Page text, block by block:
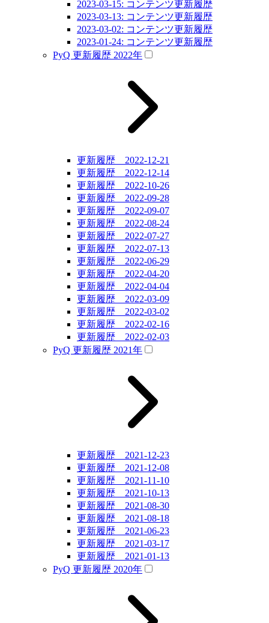
2023-03-15: コンテンツ更新履歴
2023-03-13: コンテンツ更新履歴
2023-03-02: コンテンツ更新履歴
2023-01-24: コンテンツ更新履歴
PyQ 更新履歴 2022年
更新履歴 2022-12-21
更新履歴 2022-12-14
更新履歴 2022-10-26
更新履歴 2022-09-28
更新履歴 2022-09-07
更新履歴 2022-08-24
更新履歴 2022-07-27
更新履歴 2022-07-13
更新履歴 2022-06-29
更新履歴 2022-04-20
更新履歴 2022-04-04
更新履歴 2022-03-09
更新履歴 2022-03-02
更新履歴 2022-02-16
更新履歴 2022-02-03
PyQ 更新履歴 2021年
更新履歴 2021-12-23
更新履歴 2021-12-08
更新履歴 2021-11-10
更新履歴 2021-10-13
更新履歴 2021-08-30
更新履歴 2021-08-18
更新履歴 2021-06-23
更新履歴 2021-03-17
更新履歴 2021-01-13
PyQ 更新履歴 2020年